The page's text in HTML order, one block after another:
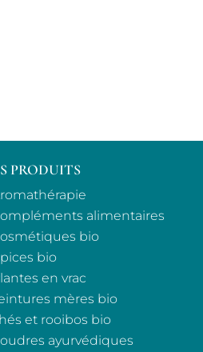
PRODUITS
alimentaires
bio
bio
en vrac
mères bio
et rooibos bio
ayurvédiques